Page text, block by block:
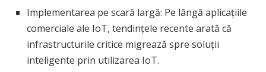
Implementarea pe scară largă: Pe lângă aplicațiile
comerciale ale IoT, tendințele recente arată că
infrastructurile critice migrează spre soluții
inteligente prin utilizarea IoT.